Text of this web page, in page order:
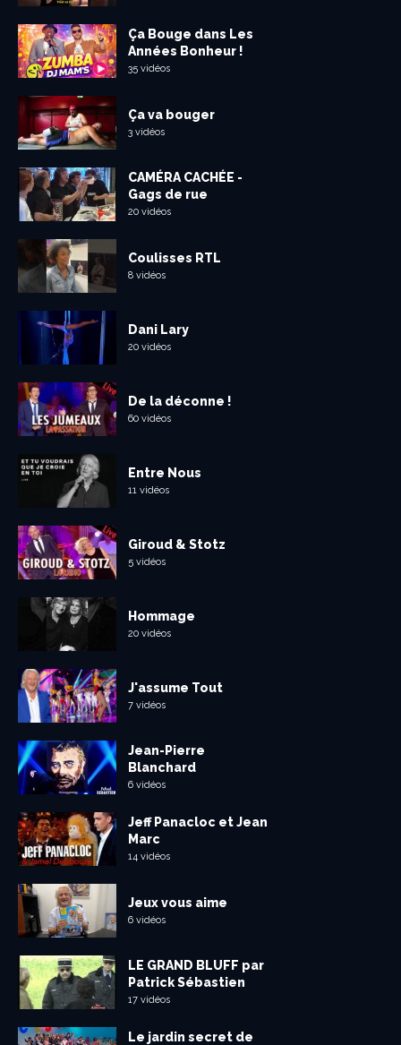
Ça Bouge dans Les
Années Bonheur !
35 vidéos
Ça va bouger
3 vidéos
CAMÉRA CACHÉE -
Gags de rue
20 vidéos
Coulisses RTL
8 vidéos
Dani Lary
20 vidéos
De la déconne !
60 vidéos
Entre Nous
11 vidéos
Giroud & Stotz
5 vidéos
Hommage
20 vidéos
J'assume Tout
7 vidéos
Jean-Pierre
Blanchard
6 vidéos
Jeff Panacloc et Jean
Marc
14 vidéos
Jeux vous aime
6 vidéos
LE GRAND BLUFF par
Patrick Sébastien
17 vidéos
Le jardin secret de